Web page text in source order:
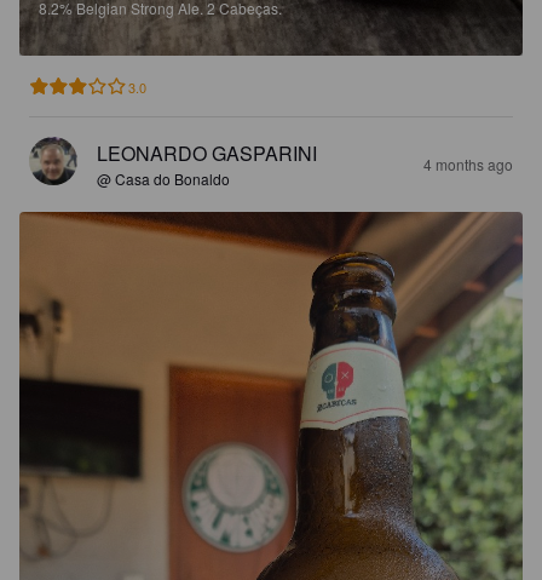
8.2% Belgian Strong Ale. 2 Cabeças.
3.0
LEONARDO GASPARINI
@ Casa do Bonaldo
4 months ago